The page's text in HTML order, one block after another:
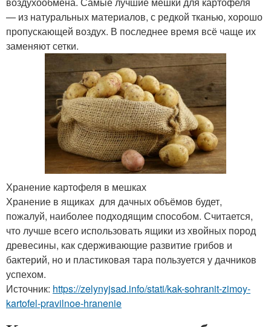
— из натуральных материалов, с редкой тканью, хорошо
пропускающей воздух. В последнее время всё чаще их
заменяют сетки.
Хранение картофеля в мешках
Хранение в ящиках для дачных объёмов будет,
пожалуй, наиболее подходящим способом. Считается,
что лучше всего использовать ящики из хвойных пород
древесины, как сдерживающие развитие грибов и
бактерий, но и пластиковая тара пользуется у дачников
успехом.
Источник: https://zelynyjsad.info/stati/kak-sohranit-zimoy-
kartofel-pravilnoe-hranenie